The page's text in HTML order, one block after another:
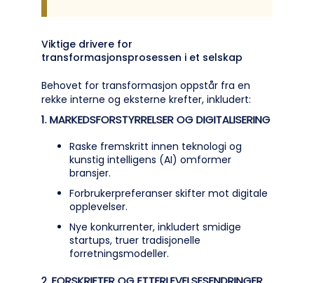
Viktige drivere for
transformasjonsprosessen i et selskap
Behovet for transformasjon oppstår fra en
rekke interne og eksterne krefter, inkludert:
1. MARKEDSFORSTYRRELSER OG DIGITALISERING
Raske fremskritt innen teknologi og
kunstig intelligens (AI) omformer
bransjer.
Forbrukerpreferanser skifter mot digitale
opplevelser.
Nye konkurrenter, inkludert smidige
startups, truer tradisjonelle
forretningsmodeller.